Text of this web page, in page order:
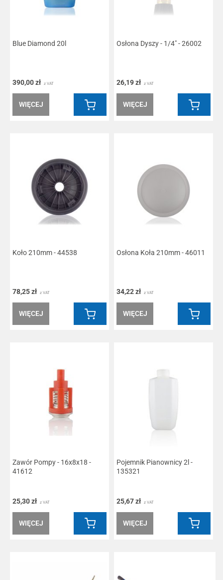
Blue Diamond 20l
390,00 zł z VAT
WIĘCEJ
Osłona Dyszy - 1/4" - 26002
26,19 zł z VAT
WIĘCEJ
Koło 210mm - 44538
78,25 zł z VAT
WIĘCEJ
Osłona Koła 210mm - 46011
34,22 zł z VAT
WIĘCEJ
Zawór Pompy - 16x8x18 -
41612
25,30 zł z VAT
WIĘCEJ
Pojemnik Pianownicy 2l -
135321
25,67 zł z VAT
WIĘCEJ